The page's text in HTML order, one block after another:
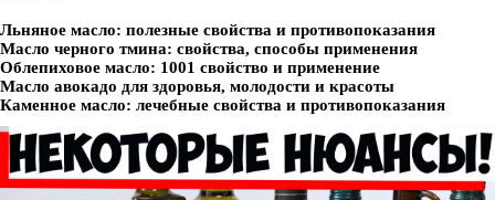
Льняное масло: полезные свойства и противопоказания
Масло черного тмина: свойства, способы применения
Облепиховое масло: 1001 свойство и применение
Масло авокадо для здоровья, молодости и красоты
Каменное масло: лечебные свойства и противопоказания